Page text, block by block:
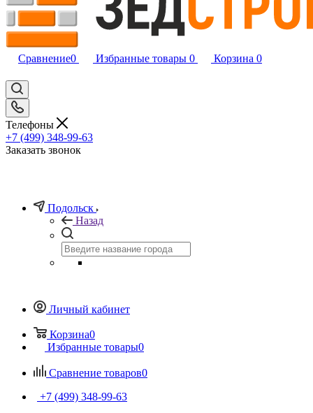
Сравнение0 Избранные товары 0 Корзина 0
Телефоны
+7 (499) 348-99-63
Заказать звонок
Подольск
Назад
Личный кабинет
Корзина0
Избранные товары0
Сравнение товаров0
+7 (499) 348-99-63